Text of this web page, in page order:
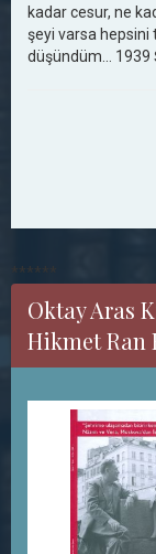
kadar cesur, ne
şeyi varsa hepsini
düşündüm... 1939
******
Oktay Aras
Hikmet Ran